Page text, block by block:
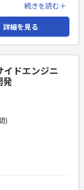
開発案件です。
の補充が必要とな
トを1人称で対応で
AWS, Terraform
Zoom, Jira,
クチャ、 DDD
とり設計を推進で
験（1年以上） ・
ターンを活用した
発経験（1年以上）
年以上
続きを読む＋
詳細を見る
ドエンジニ
発
)